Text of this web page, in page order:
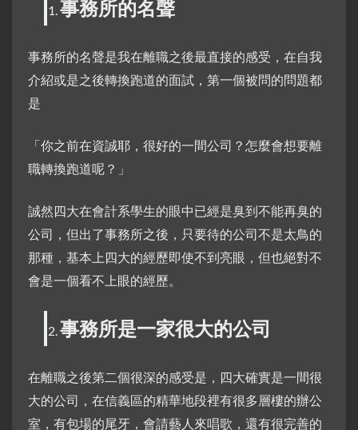
事務所的名聲
事務所的名聲是我在離職之後最直接的感受，在自我
介紹或是之後轉換跑道的面試，第一個被問的問題都
是
「你之前在資誠耶，很好的一間公司？怎麼會想要離
職轉換跑道呢？」
誠然四大在會計系學生的眼中已經是臭到不能再臭的
公司，但出了事務所之後，只要待的公司不是太鳥的
那種，基本上四大的經歷即使不到亮眼，但也絕對不
會是一個看不上眼的經歷。
事務所是一家很大的公司
在離職之後第二個很深的感受是，四大確實是一間很
大的公司，在信義區的精華地段裡有很多層樓的辦公
室，有包場的尾牙，會請藝人來唱歌，還有很完善的